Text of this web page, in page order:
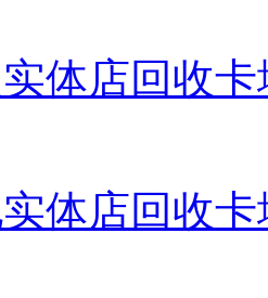
体店回收
体店回收